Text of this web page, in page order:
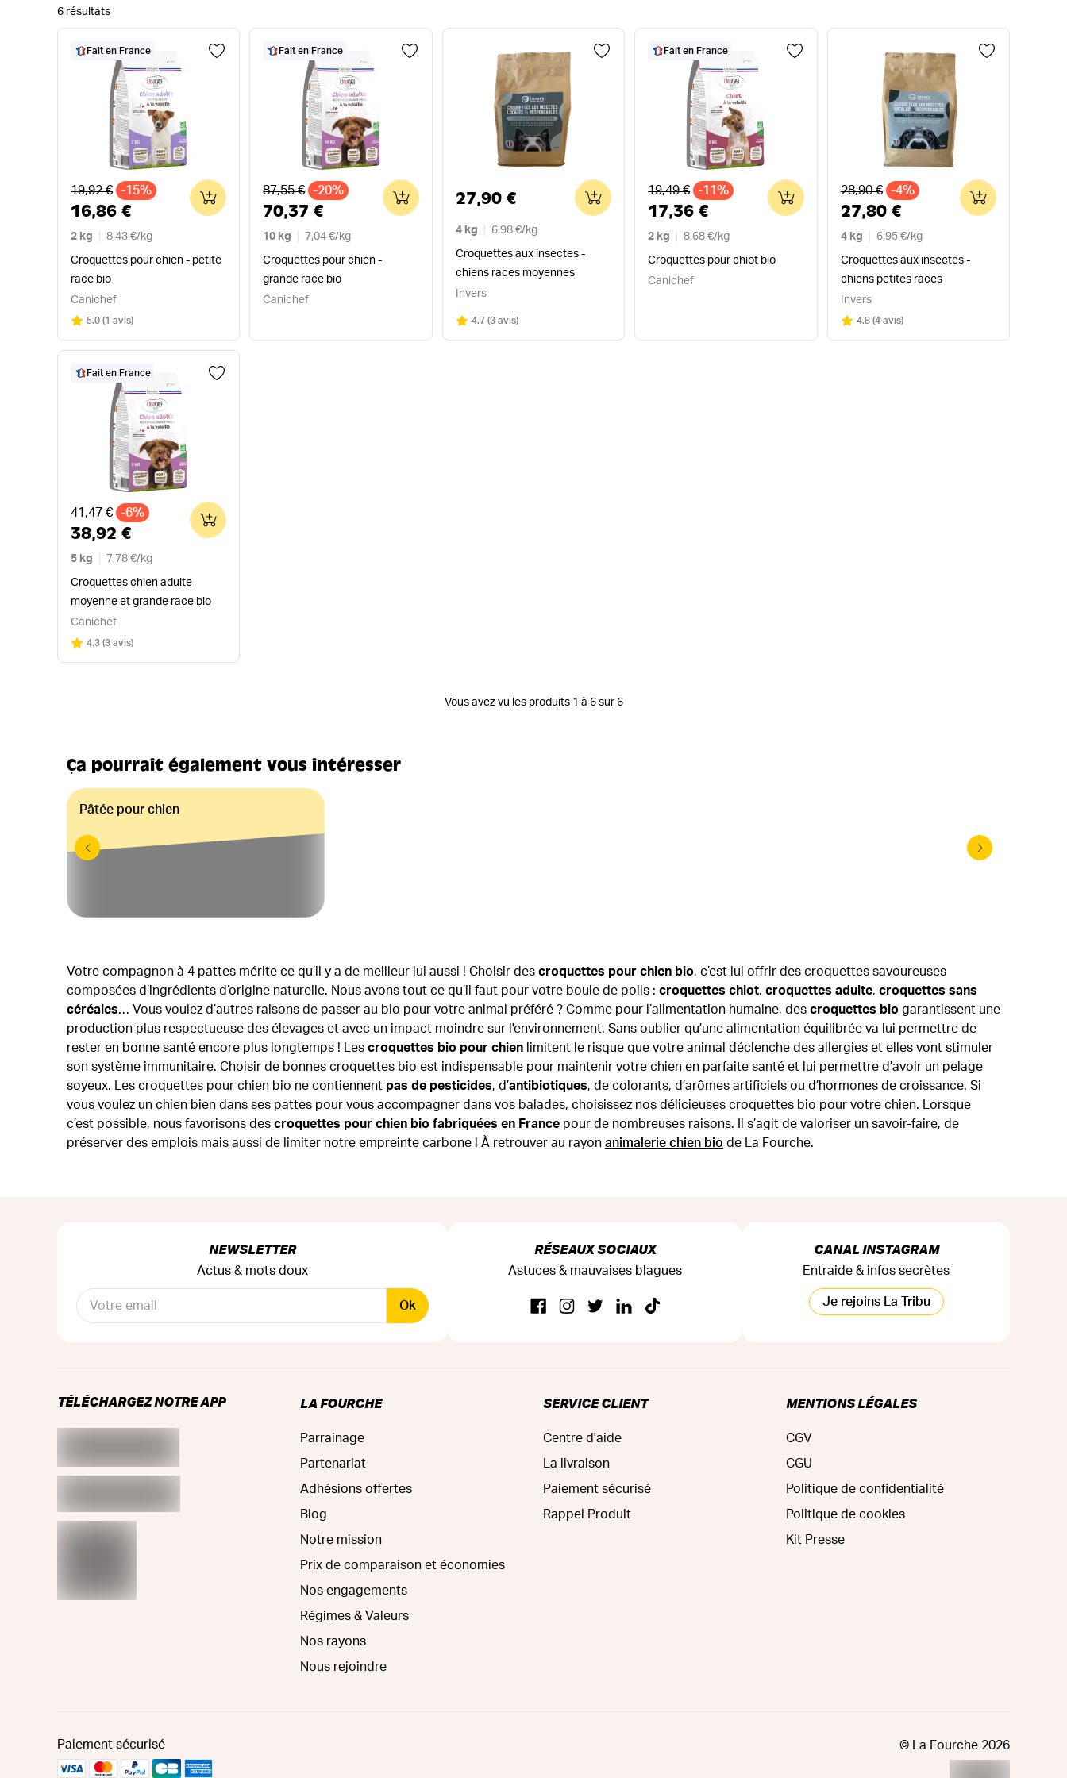
6 résultats
Fait en France
Ancien prix
19,92 € -15%
16,86 €
2 kg 8,43 €/kg
Croquettes pour chien - petite
race bio
0
Canichef
Note
5.0 sur 5
(1 avis)
Fait en France
Ancien prix
87,55 € -20%
70,37 €
10 kg 7,04 €/kg
Croquettes pour chien -
grande race bio
0
Canichef
27,90 €
4 kg 6,98 €/kg
Croquettes aux insectes -
chiens races moyennes
0
Invers
Note
4.7 sur 5
(3 avis)
Fait en France
Ancien prix
19,49 € -11%
17,36 €
2 kg 8,68 €/kg
Croquettes pour chiot bio
0
Canichef
Ancien prix
28,90 € -4%
27,80 €
4 kg 6,95 €/kg
Croquettes aux insectes -
chiens petites races
0
Invers
Note
4.8 sur 5
(4 avis)
Fait en France
Ancien prix
41,47 € -6%
38,92 €
5 kg 7,78 €/kg
Croquettes chien adulte
moyenne et grande race bio
0
Canichef
Note
4.3 sur 5
(3 avis)
Vous avez vu les produits 1 à 6 sur 6
Ça pourrait également vous intéresser
Pâtée pour chien
Votre compagnon à 4 pattes mérite ce qu’il y a de meilleur lui aussi ! Choisir des croquettes pour chien bio, c’est lui offrir des croquettes savoureuses
composées d’ingrédients d’origine naturelle. Nous avons tout ce qu’il faut pour votre boule de poils : croquettes chiot, croquettes adulte, croquettes sans
céréales… Vous voulez d’autres raisons de passer au bio pour votre animal préféré ? Comme pour l’alimentation humaine, des croquettes bio garantissent une
production plus respectueuse des élevages et avec un impact moindre sur l'environnement. Sans oublier qu’une alimentation équilibrée va lui permettre de
rester en bonne santé encore plus longtemps ! Les croquettes bio pour chien limitent le risque que votre animal déclenche des allergies et elles vont stimuler
son système immunitaire. Choisir de bonnes croquettes bio est indispensable pour maintenir votre chien en parfaite santé et lui permettre d’avoir un pelage
soyeux. Les croquettes pour chien bio ne contiennent pas de pesticides, d’antibiotiques, de colorants, d’arômes artificiels ou d’hormones de croissance. Si
vous voulez un chien bien dans ses pattes pour vous accompagner dans vos balades, choisissez nos délicieuses croquettes bio pour votre chien. Lorsque
c’est possible, nous favorisons des croquettes pour chien bio fabriquées en France pour de nombreuses raisons. Il s’agit de valoriser un savoir-faire, de
préserver des emplois mais aussi de limiter notre empreinte carbone ! À retrouver au rayon animalerie chien bio de La Fourche.
NEWSLETTER
Actus & mots doux
Ok
RÉSEAUX SOCIAUX
Astuces & mauvaises blagues
CANAL INSTAGRAM
Entraide & infos secrètes
Je rejoins La Tribu
TÉLÉCHARGEZ NOTRE APP LA FOURCHE
Parrainage
Partenariat
Adhésions offertes
Blog
Notre mission
Prix de comparaison et économies
Nos engagements
Régimes & Valeurs
Nos rayons
Nous rejoindre
SERVICE CLIENT
Centre d'aide
La livraison
Paiement sécurisé
Rappel Produit
MENTIONS LÉGALES
CGV
CGU
Politique de confidentialité
Politique de cookies
Kit Presse
Paiement sécurisé © La Fourche 2026